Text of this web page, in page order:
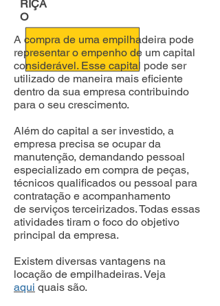
RIÇÃ
O
A compra de uma empilhadeira pode
representar o empenho de um capital
considerável. Esse capital pode ser
utilizado de maneira mais eficiente
dentro da sua empresa contribuindo
para o seu crescimento.
Além do capital a ser investido, a
empresa precisa se ocupar da
manutenção, demandando pessoal
especializado em compra de peças,
técnicos qualificados ou pessoal para
contratação e acompanhamento
de serviços terceirizados. Todas essas
atividades tiram o foco do objetivo
principal da empresa.
Existem diversas vantagens na
locação de empilhadeiras. Veja
aqui quais são.